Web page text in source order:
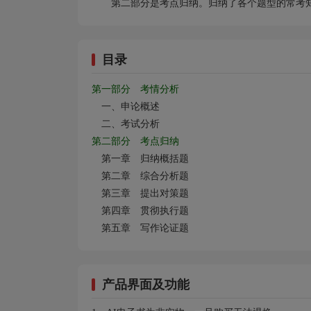
第二部分是考点归纳。归纳了各个题型的常考
目录
第一部分 考情分析
一、申论概述
二、考试分析
第二部分 考点归纳
第一章 归纳概括题
第二章 综合分析题
第三章 提出对策题
第四章 贯彻执行题
第五章 写作论证题
产品界面及功能